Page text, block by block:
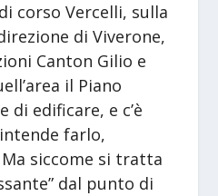
corso Vercelli, sulla
di Viverone,
Canton Gilio e
il Piano
di edificare, e c’è
farlo,
siccome si tratta
dal punto di